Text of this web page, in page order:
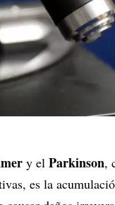
y el Parkinson,
es la